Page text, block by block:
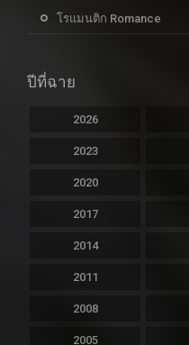
โรแมนติก Romance
ปีที่ฉาย
2026
2023
2020
2017
2014
2011
2008
2005